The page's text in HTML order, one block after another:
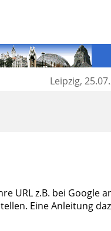
Leipzig,
URL z.B. bei Google
Eine Anleitung